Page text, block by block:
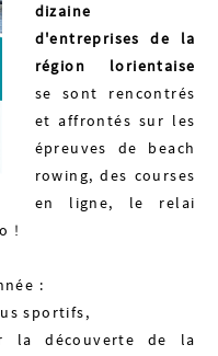
dizaine
d'entreprises de la
région lorientaise
se sont rencontrés
et affrontés sur les
épreuves de beach
rowing, des courses
en ligne, le relai
!
:
sportifs,
la découverte de la